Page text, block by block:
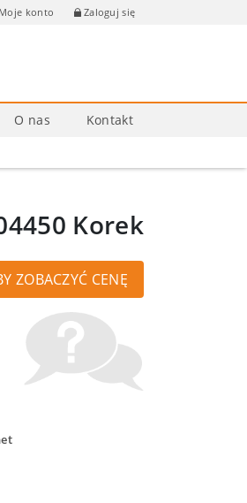
Moje konto Zaloguj się
O nas Kontakt
Korek
ZOBACZYĆ CENĘ